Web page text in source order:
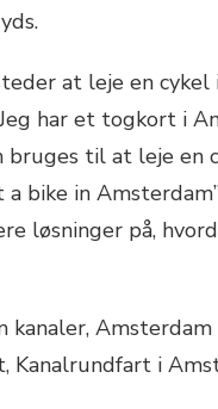
at leje en cykel
har et togkort i
bruges til at leje en
a bike in
løsninger på,